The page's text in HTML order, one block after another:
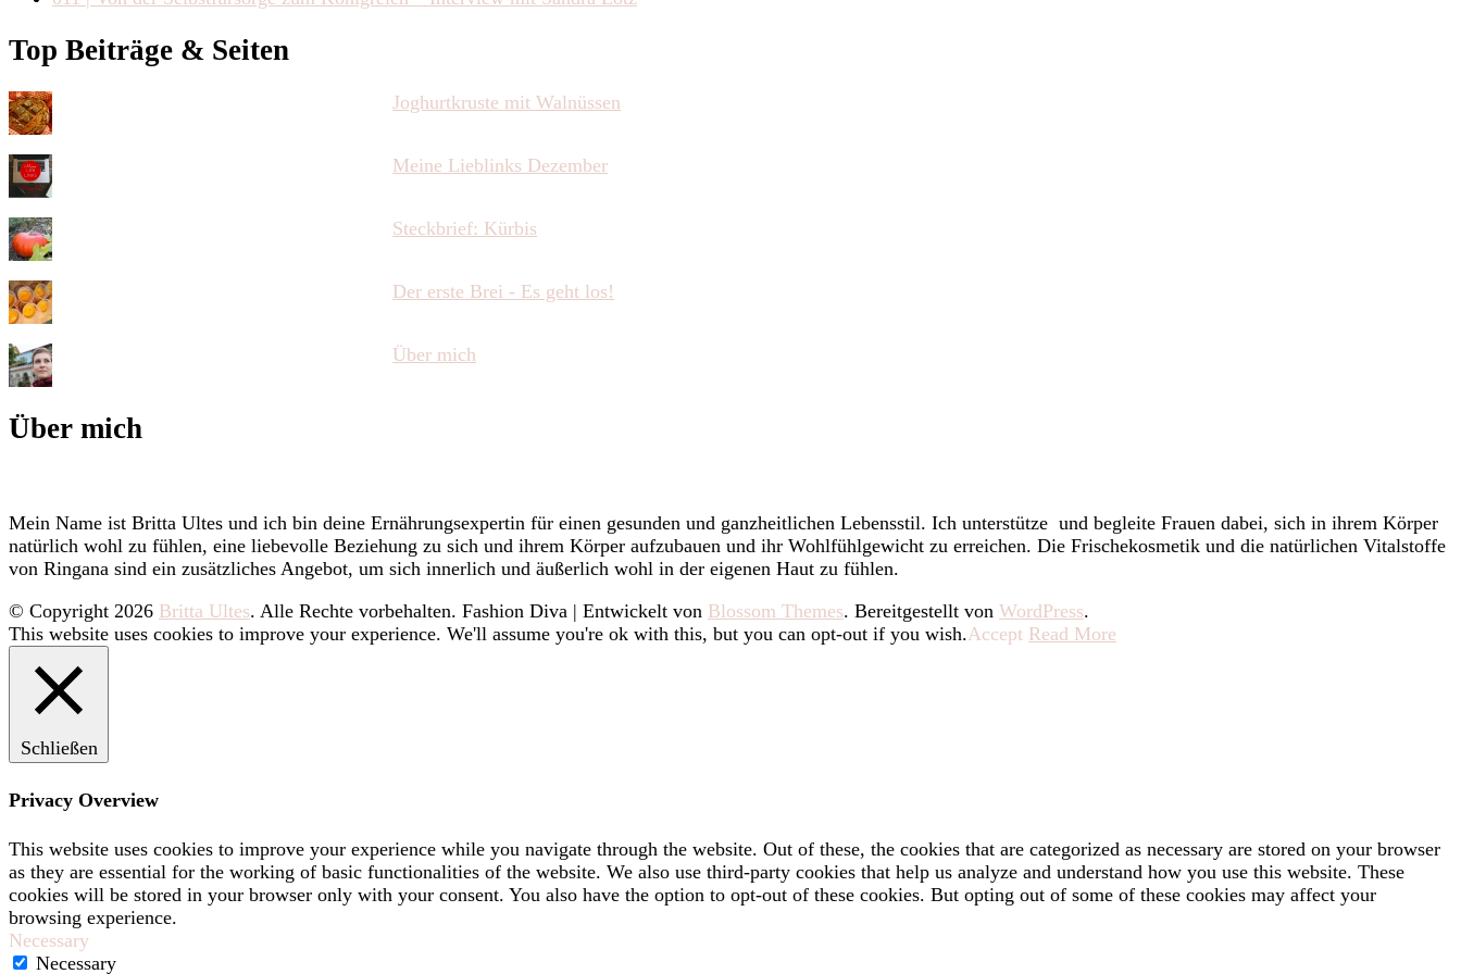
Top Beiträge & Seiten
Joghurtkruste mit Walnüssen
Meine Lieblinks Dezember
Steckbrief: Kürbis
Der erste Brei - Es geht los!
Über mich
Über mich
Mein Name ist Britta Ultes und ich bin deine Ernährungsexpertin für einen gesunden und ganzheitlichen Lebensstil. Ich unterstütze und begleite Frauen dabei, sich in ihrem Körper
natürlich wohl zu fühlen, eine liebevolle Beziehung zu sich und ihrem Körper aufzubauen und ihr Wohlfühlgewicht zu erreichen. Die Frischekosmetik und die natürlichen Vitalstoffe
von Ringana sind ein zusätzliches Angebot, um sich innerlich und äußerlich wohl in der eigenen Haut zu fühlen.
© Copyright 2026 Britta Ultes. Alle Rechte vorbehalten. Fashion Diva | Entwickelt von Blossom Themes. Bereitgestellt von WordPress.
This website uses cookies to improve your experience. We'll assume you're ok with this, but you can opt-out if you wish.Accept Read More
Schließen
Privacy Overview
This website uses cookies to improve your experience while you navigate through the website. Out of these, the cookies that are categorized as necessary are stored on your browser
as they are essential for the working of basic functionalities of the website. We also use third-party cookies that help us analyze and understand how you use this website. These
cookies will be stored in your browser only with your consent. You also have the option to opt-out of these cookies. But opting out of some of these cookies may affect your
browsing experience.
Necessary
Necessary